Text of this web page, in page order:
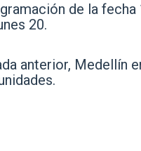
de la
20.
anterior, Medellín